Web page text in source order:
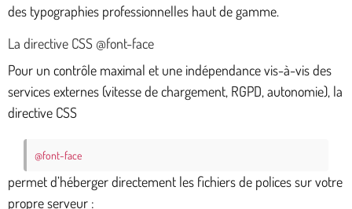
des typographies professionnelles haut de gamme.
La directive CSS @font-face
Pour un contrôle maximal et une indépendance vis-à-vis des
services externes (vitesse de chargement, RGPD, autonomie), la
directive CSS
@font-face
permet d’héberger directement les fichiers de polices sur votre
propre serveur :